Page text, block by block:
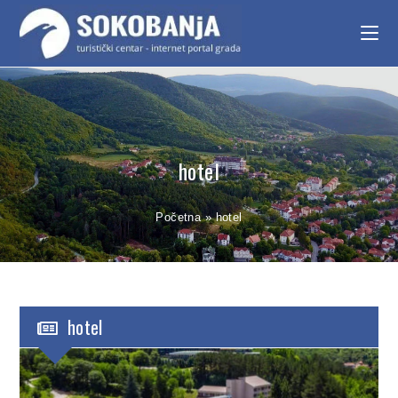
hotel
Početna»hotel
hotel